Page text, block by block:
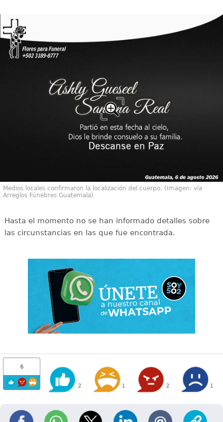
Medios locales confirmaron la localización del cuerpo. (Imagen: vía
Arreglos Fúnebres Guatemala)
Hasta el momento no se han informado detalles sobre
las circunstancias en las que fue encontrada.
6
2 1 2 1